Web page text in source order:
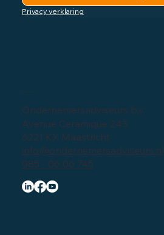
Bedrijfsgegevens
Ondernemersadviseurs b.v.
Avenue Ceramique 243
6221 KX Maastricht
info@ondernemersadviseurs.nl
085 - 06 06 745
Privacy verklaring